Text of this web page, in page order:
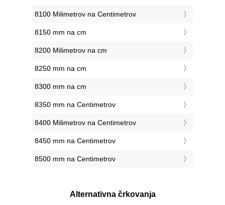
8100 Milimetrov na Centimetrov
8150 mm na cm
8200 Milimetrov na cm
8250 mm na cm
8300 mm na cm
8350 mm na Centimetrov
8400 Milimetrov na Centimetrov
8450 mm na Centimetrov
8500 mm na Centimetrov
Alternativna črkovanja